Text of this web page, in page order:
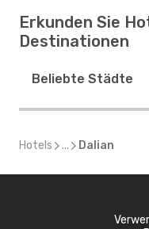
Erkunden Sie
Destinationen
Beliebte Städte
Hotels ... Dalian